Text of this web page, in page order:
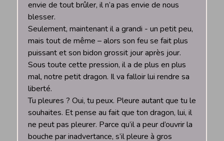
envie de tout brûler, il n’a pas envie de nous
blesser.
Seulement, maintenant il a grandi - un petit peu,
mais tout de même – alors son feu se fait plus
puissant et son bidon grossit jour après jour.
Sous toute cette pression, il a de plus en plus
mal, notre petit dragon. Il va falloir lui rendre sa
liberté.
Tu pleures ? Oui, tu peux. Pleure autant que tu le
souhaites. Et pense au fait que ton dragon, lui, il
ne peut pas pleurer. Parce qu’il a peur d’ouvrir la
bouche par inadvertance, s’il pleure à gros